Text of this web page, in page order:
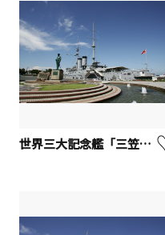
世界三大記念艦「三笠」【横須賀市】